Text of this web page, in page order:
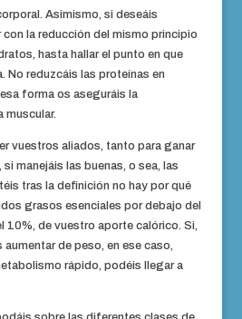
Asimismo, si deseáis
la reducción del mismo principio
hasta hallar el punto en que
No reduzcáis las proteínas en
forma os aseguráis la
muscular.
vuestros aliados, tanto para ganar
manejáis las buenas, o sea, las
tras la definición no hay por qué
grasos esenciales por debajo del
10%, de vuestro aporte calórico. Si,
de peso, en ese caso,
rápido, podéis llegar a